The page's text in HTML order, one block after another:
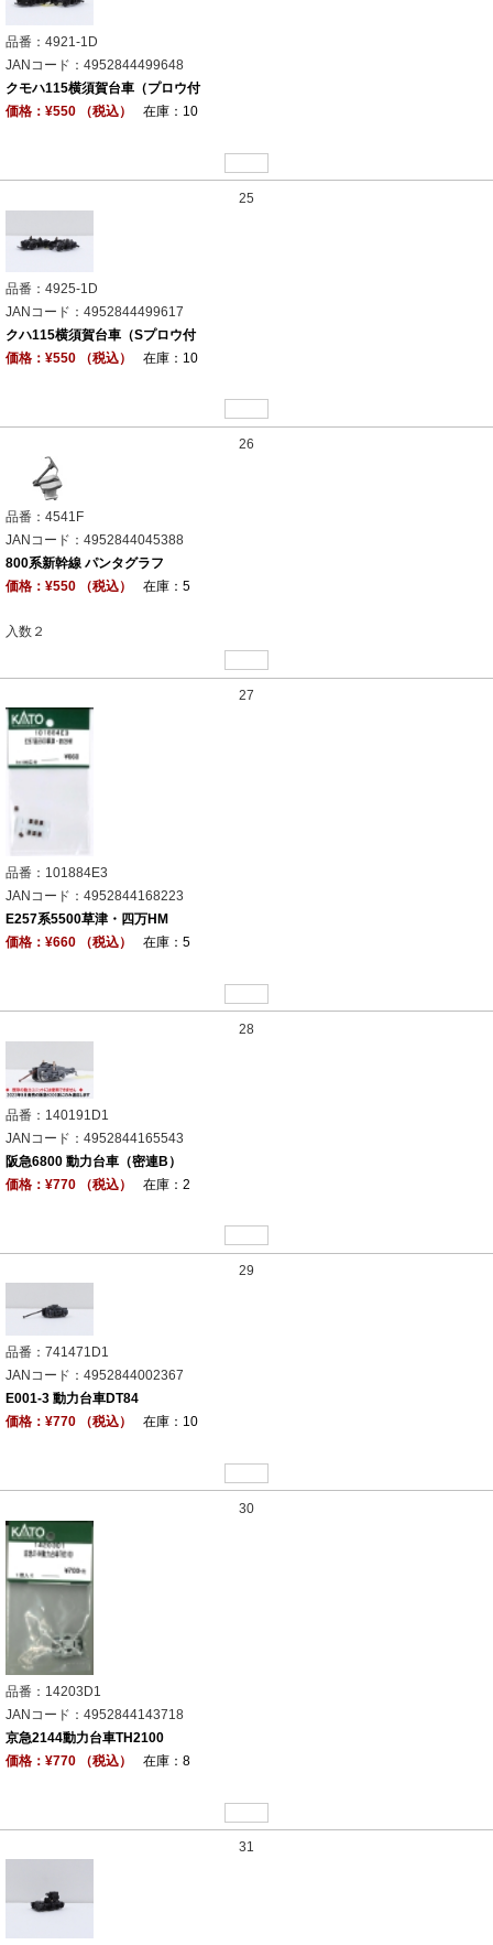
品番：4921-1D
JANコード：4952844499648
クモハ115横須賀台車（プロウ付
価格：¥550 （税込）
在庫：10
25
品番：4925-1D
JANコード：4952844499617
クハ115横須賀台車（Sプロウ付
価格：¥550 （税込）
在庫：10
26
品番：4541F
JANコード：4952844045388
800系新幹線 パンタグラフ
価格：¥550 （税込）
在庫：5
入数２
27
品番：101884E3
JANコード：4952844168223
E257系5500草津・四万HM
価格：¥660 （税込）
在庫：5
28
品番：140191D1
JANコード：4952844165543
阪急6800 動力台車（密連B）
価格：¥770 （税込）
在庫：2
29
品番：741471D1
JANコード：4952844002367
E001-3 動力台車DT84
価格：¥770 （税込）
在庫：10
30
品番：14203D1
JANコード：4952844143718
京急2144動力台車TH2100
価格：¥770 （税込）
在庫：8
31